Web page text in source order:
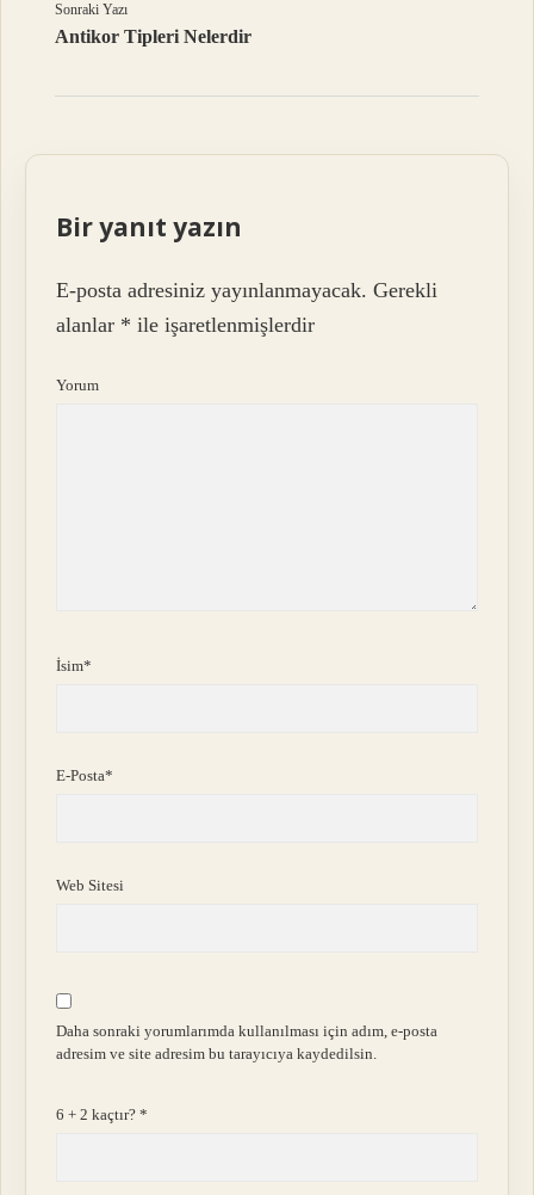
Sonraki Yazı
Antikor Tipleri Nelerdir
Bir yanıt yazın
E-posta adresiniz yayınlanmayacak. Gerekli
alanlar * ile işaretlenmişlerdir
Yorum
İsim*
E-Posta*
Web Sitesi
Daha sonraki yorumlarımda kullanılması için adım, e-posta
adresim ve site adresim bu tarayıcıya kaydedilsin.
6 + 2 kaçtır?*